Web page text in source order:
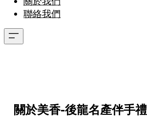
聯絡我們
關於美香-後龍名產伴手禮